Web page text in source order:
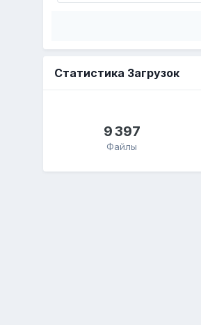
Статистика Загрузок
9 397
Файлы